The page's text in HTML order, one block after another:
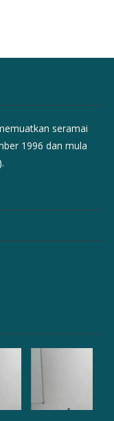
seramai
1996 dan mula